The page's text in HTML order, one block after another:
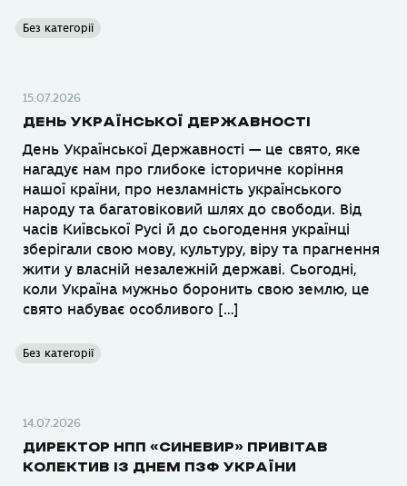
Без категорії
15.07.2026
ДЕНЬ УКРАЇНСЬКОЇ ДЕРЖАВНОСТІ
День Української Державності — це свято, яке
нагадує нам про глибоке історичне коріння
нашої країни, про незламність українського
народу та багатовіковий шлях до свободи. Від
часів Київської Русі й до сьогодення українці
зберігали свою мову, культуру, віру та прагнення
жити у власній незалежній державі. Сьогодні,
коли Україна мужньо боронить свою землю, це
свято набуває особливого […]
Без категорії
14.07.2026
ДИРЕКТОР НПП «СИНЕВИР» ПРИВІТАВ
КОЛЕКТИВ ІЗ ДНЕМ ПЗФ УКРАЇНИ